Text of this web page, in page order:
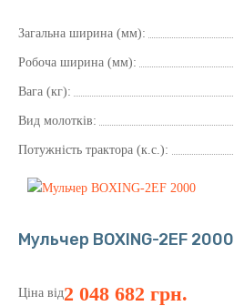
Загальна ширина (мм):
Робоча ширина (мм):
Вага (кг):
Вид молотків:
Потужність трактора (к.с.):
Мульчер BOXING-2EF 2000
Ціна від2 048 682 грн.